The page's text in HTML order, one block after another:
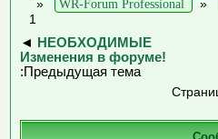
»
WR-Forum Professional »
1
◄
НЕОБХОДИМЫЕ
Изменения в форуме!
:Предыдущая тема